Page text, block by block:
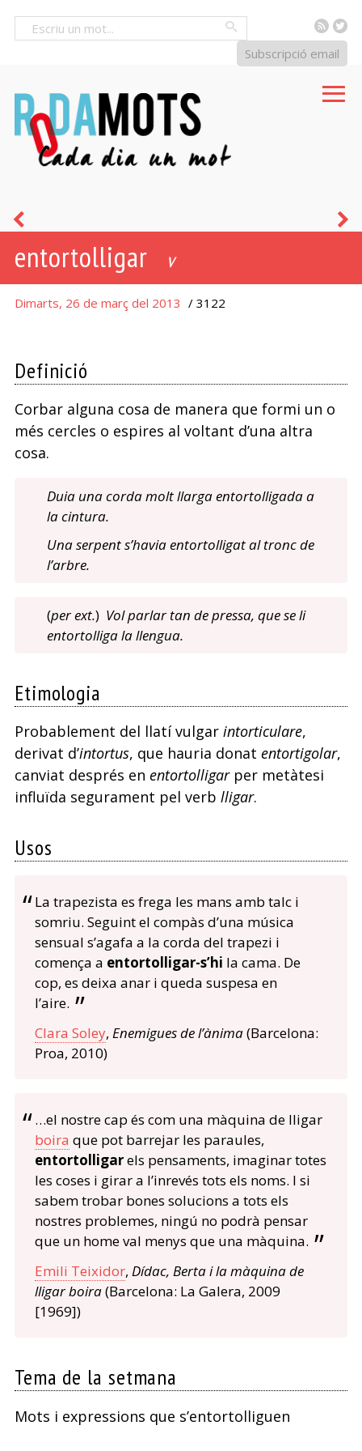
RSS
Subscripció email
entortolligar v
Dimarts, 26 de març del 2013 / 3122
Definició
Corbar alguna cosa de manera que formi un o
més cercles o espires al voltant d’una altra
cosa.
Duia una corda molt llarga entortolligada a
la cintura.
Una serpent s’havia entortolligat al tronc de
l’arbre.
(per ext.) Vol parlar tan de pressa, que se li
entortolliga la llengua.
Etimologia
Probablement del llatí vulgar intorticulare,
derivat d’intortus, que hauria donat entortigolar,
canviat després en entortolligarper metàtesi
influïda segurament pel verb lligar.
Usos
La trapezista es frega les mans amb talc i
somriu. Seguint el compàs d’una música
sensual s’agafa a la corda del trapezi i
comença a entortolligar-s’hi la cama. De
cop, es deixa anar i queda suspesa en
l’aire.
Clara Soley, Enemigues de l’ànima(Barcelona:
Proa, 2010)
…el nostre cap és com una màquina de lligar
boira que pot barrejar les paraules,
entortolligarels pensaments, imaginar totes
les coses i girar a l’inrevés tots els noms. I si
sabem trobar bones solucions a tots els
nostres problemes, ningú no podrà pensar
que un home val menys que una màquina.
Emili Teixidor, Dídac, Berta i la màquina de
lligar boira(Barcelona: La Galera, 2009
[1969])
Tema de la setmana
Mots i expressions que s’entortolliguen
estar
lligat
de
mans